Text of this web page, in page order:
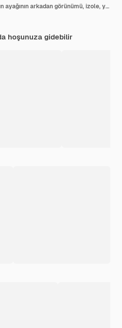
Beyaz arka planda kadın ayağının arkadan görünümü, izole, yakın çekim
hoşunuza gidebilir